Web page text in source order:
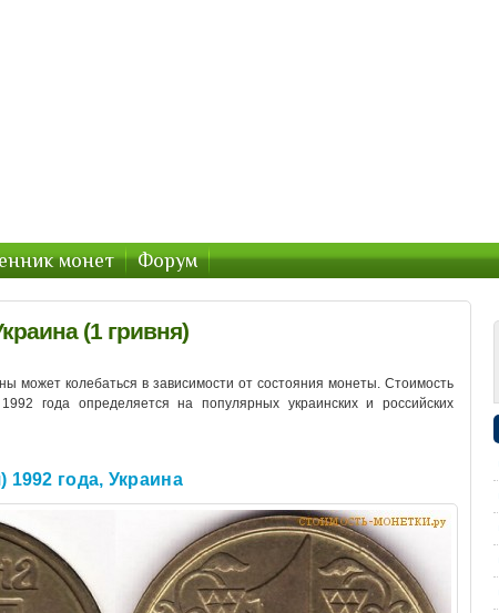
монет Форум
(1 гривня)
может колебаться в зависимости от состояния монеты. Стоимость
года определяется на популярных украинских и российских
1992 года, Украина